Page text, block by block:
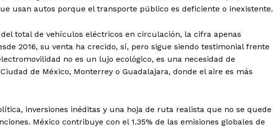
usan autos porque el transporte público es deficiente o inexistente.
total de vehículos eléctricos en circulación, la cifra apenas
2016, su venta ha crecido, sí, pero sigue siendo testimonial frente
no es un lujo ecológico, es una necesidad de
de México, Monterrey o Guadalajara, donde el aire es más
inversiones inéditas y una hoja de ruta realista que no se quede
México contribuye con el 1.35% de las emisiones globales de